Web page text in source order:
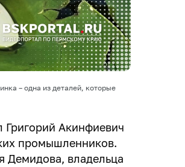
– одна из деталей, которые
Григорий Акинфиевич
промышленников.
Демидова, владельца